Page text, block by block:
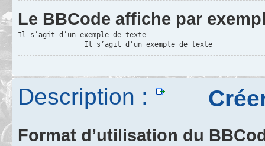
Le BBCode affiche par
Il s’agit d’un exemple de texte
		Il s’agit d’un exemple de texte
Description : Créer
Format d’utilisation du